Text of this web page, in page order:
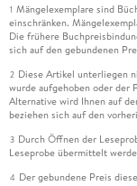
1 Mängelexemplare sind
einschränken.
Die frühere
sich auf den gebundenen
2 Diese Artikel unterliegen
wurde aufgehoben oder der
Alternative wird Ihnen auf
beziehen sich auf den
3 Durch Öffnen der
Leseprobe übermittelt
4 Der gebundene Preis